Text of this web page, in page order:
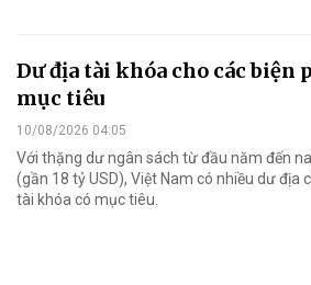
Dư địa tài khóa cho các biện
mục tiêu
10/08/2026 04:05
Với thặng dư ngân sách từ đầu năm đến
(gần 18 tỷ USD), Việt Nam có nhiều dư địa
tài khóa có mục tiêu.